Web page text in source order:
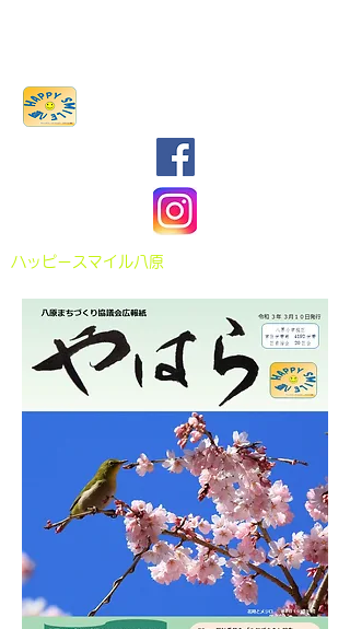
​ハッピースマイル八原